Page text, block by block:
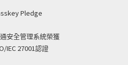
Pledge
安全管理系統榮獲
IEC 27001認證